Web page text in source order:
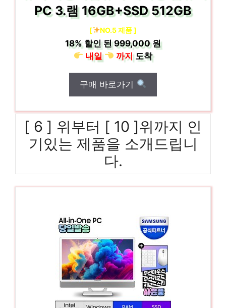
PC 3.램 16GB+SSD 512GB
[ NO.5 제품 ]
18% 할인 된999,000 원
내일
까지도착
구매 바로가기
[ 6 ] 위부터 [ 10 ]위까지 인
기있는 제품을 소개드립니
다.